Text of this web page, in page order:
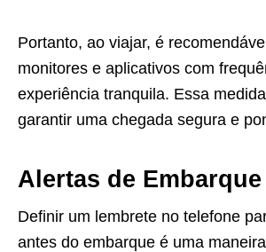
Portanto, ao viajar, é
monitores e aplicativos com
experiência tranquila. Essa
garantir uma chegada segura e
Alertas de Embarque
Definir um lembrete no telefone
antes do embarque é uma